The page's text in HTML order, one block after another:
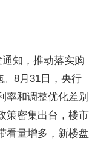
知，推动落实购
。8月31日，央行
率和调整优化差别
策密集出台，楼市
看量增多，新楼盘